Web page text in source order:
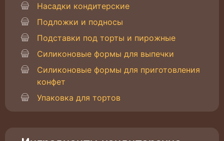
Насадки кондитерские
Подложки и подносы
Подставки под торты и пирожные
Силиконовые формы для выпечки
Силиконовые формы для приготовления
конфет
Упаковка для тортов